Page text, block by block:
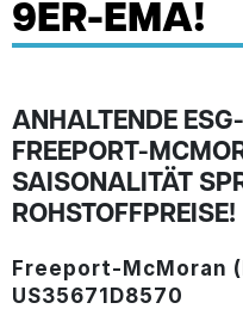
9ER-EMA!
ANHALTENDE
FREEPORT-
SAISONALITÄT
ROHSTOFFPREISE!
Freeport-McMoran
US35671D8570